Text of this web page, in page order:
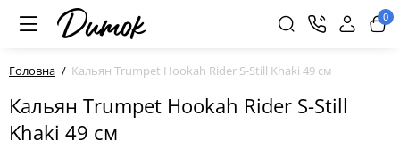
0
Головна Кальян Trumpet Hookah Rider S-Still Khaki 49 см
Кальян Trumpet Hookah Rider S-Still
Khaki 49 см